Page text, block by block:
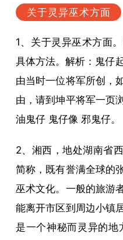
关于灵异巫术方面
1、关于灵异巫术方面
具体方法。解析：鬼仔
由当时一位将军所创，
由，请到坤平将军一页
油鬼仔 鬼仔像 邪鬼仔。
2、湘西，地处湖南省
简称，既有誉满全球的
巫术文化。一般的旅游
能离开市区到周边小镇
是一个神秘而灵异的地